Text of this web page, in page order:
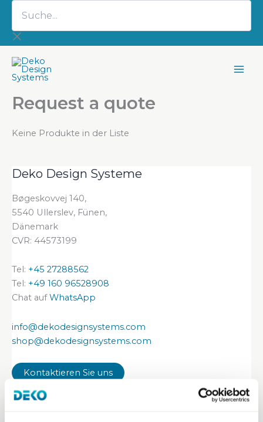
Inhalt
springen
Suche...
Request a quote
Keine Produkte in der Liste
Deko Design Systeme
Bøgeskovvej 140,
5540 Ullerslev, Fünen,
Dänemark
CVR: 44573199
Tel: +45 27288562
Tel: +49 160 96528908
Chat aufWhatsApp
info@dekodesignsystems.com
shop@dekodesignsystems.com
Kontaktieren Sie uns